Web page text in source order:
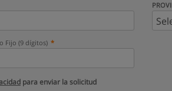
Fijo (9 dígitos)
para enviar la solicitud